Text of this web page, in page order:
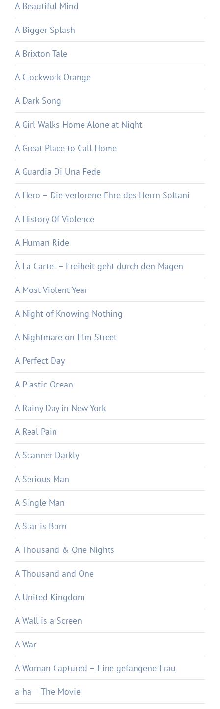
A Beautiful Mind
A Bigger Splash
A Brixton Tale
A Clockwork Orange
A Dark Song
A Girl Walks Home Alone at Night
A Great Place to Call Home
A Guardia Di Una Fede
A Hero – Die verlorene Ehre des Herrn Soltani
A History Of Violence
A Human Ride
À La Carte! – Freiheit geht durch den Magen
A Most Violent Year
A Night of Knowing Nothing
A Nightmare on Elm Street
A Perfect Day
A Plastic Ocean
A Rainy Day in New York
A Real Pain
A Scanner Darkly
A Serious Man
A Single Man
A Star is Born
A Thousand & One Nights
A Thousand and One
A United Kingdom
A Wall is a Screen
A War
A Woman Captured – Eine gefangene Frau
a-ha – The Movie